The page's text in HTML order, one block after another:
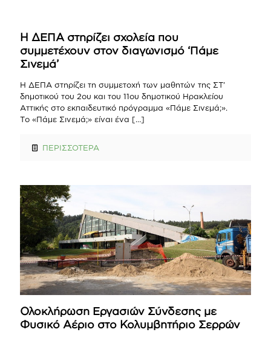
Η ΔΕΠΑ στηρίζει σχολεία που
συμμετέχουν στον διαγωνισμό ‘Πάμε
Σινεμά’
Η ΔΕΠΑ στηρίζει τη συμμετοχή των μαθητών της ΣΤ’
δημοτικού του 2ου και του 11ου δημοτικού Ηρακλείου
Αττικής στο εκπαιδευτικό πρόγραμμα «Πάμε Σινεμά;».
Tο «Πάμε Σινεμά;» είναι ένα […]
ΠΕΡΙΣΣΟΤΕΡΑ
Ολοκλήρωση Εργασιών Σύνδεσης με
Φυσικό Αέριο στο Κολυμβητήριο Σερρών